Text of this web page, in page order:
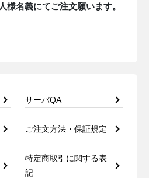
様名義にてご注文願います。
サーバQA
ご注文方法・保証規定
特定商取引に関する表
記